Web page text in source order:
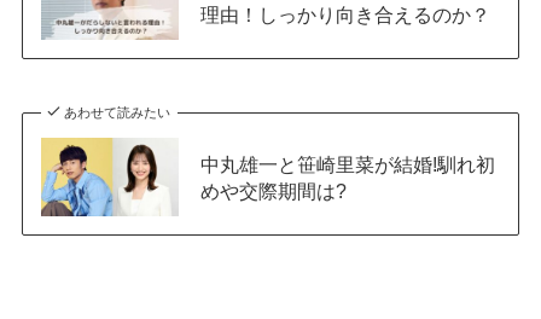
理由！しっかり向き合えるのか？
あわせて読みたい
中丸雄一と笹崎里菜が結婚!馴れ初
めや交際期間は?